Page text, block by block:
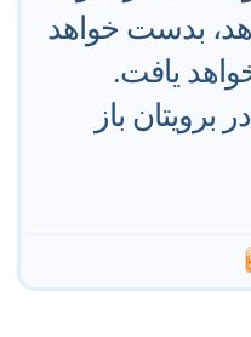
بدست خواهد
يافت.
برويتان باز